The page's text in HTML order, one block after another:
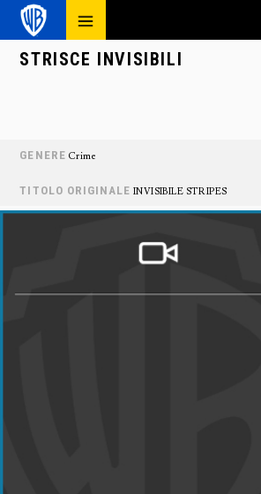
STRISCE INVISIBILI
GENERE Crime
TITOLO ORIGINALE INVISIBILE STRIPES